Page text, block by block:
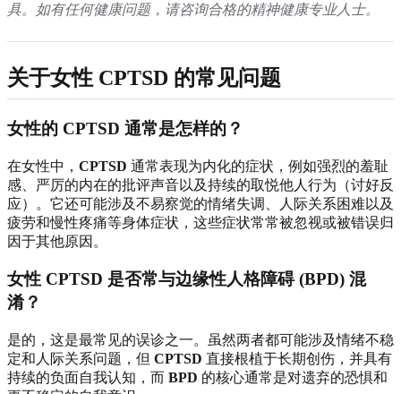
具。如有任何健康问题，请咨询合格的精神健康专业人士。
关于女性 CPTSD 的常见问题
女性的 CPTSD 通常是怎样的？
在女性中， CPTSD 通常表现为内化的症状，例如强烈的羞耻
感、严厉的内在的批评声音以及持续的取悦他人行为（讨好反
应）。它还可能涉及不易察觉的情绪失调、人际关系困难以及
疲劳和慢性疼痛等身体症状，这些症状常常被忽视或被错误归
因于其他原因。
女性 CPTSD 是否常与边缘性人格障碍 (BPD) 混
淆？
是的，这是最常见的误诊之一。虽然两者都可能涉及情绪不稳
定和人际关系问题，但 CPTSD 直接根植于长期创伤，并具有
持续的负面自我认知，而 BPD 的核心通常是对遗弃的恐惧和